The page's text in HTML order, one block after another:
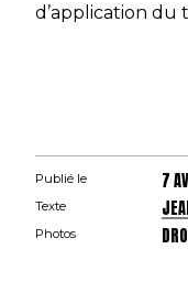
d’application du
Publié le 7
Texte
Photos